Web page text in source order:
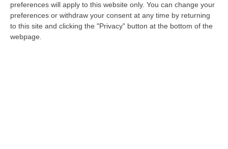
preferences will apply to this website only. You can change your
preferences or withdraw your consent at any time by returning
to this site and clicking the "Privacy" button at the bottom of the
webpage.
commenti alla decisione del governatore
della Calabria
Pubblicato il: 01/08/25 – 9:48